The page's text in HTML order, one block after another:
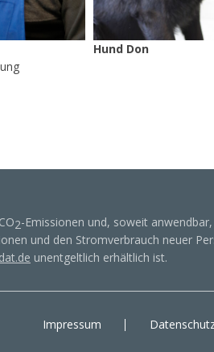
Hund Don
2-Emissionen und, soweit
und den Stromverbrauch neuer
unentgeltlich erhältlich ist.
Impressum